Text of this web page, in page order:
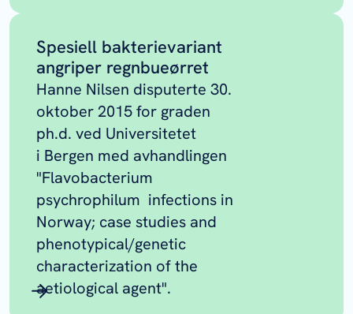
Spesiell bakterievariant
angriper regnbueørret
Hanne Nilsen disputerte 30.
oktober 2015 for graden
ph.d. ved Universitetet
i Bergen med avhandlingen
"Flavobacterium
psychrophilum infections in
Norway; case studies and
phenotypical/genetic
characterization of the
aetiological agent".